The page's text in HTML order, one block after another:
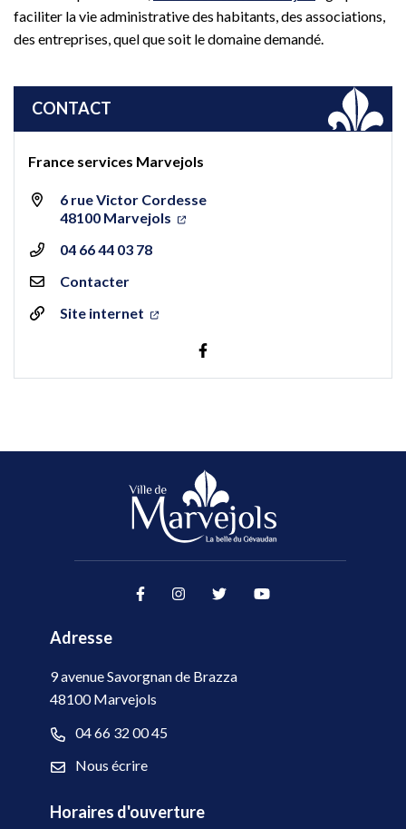
faciliter la vie administrative des habitants, des associations,
des entreprises, quel que soit le domaine demandé.
CONTACT
France services Marvejols
6 rue Victor Cordesse
48100 Marvejols
04 66 44 03 78
Contacter
Site internet
Visiter la page Facebook
Lien vers le compte Facebook
Lien vers le compte
Lien vers le compte
Lien vers la
Adresse
9 avenue Savorgnan de Brazza
48100 Marvejols
04 66 32 00 45
Nous écrire
Horaires d'ouverture